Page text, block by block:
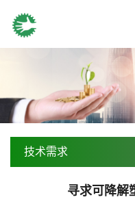
技术需求
寻求可降解